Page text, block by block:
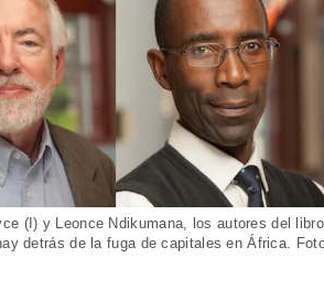
(I) y Leonce Ndikumana, los autores del libro
detrás de la fuga de capitales en África.